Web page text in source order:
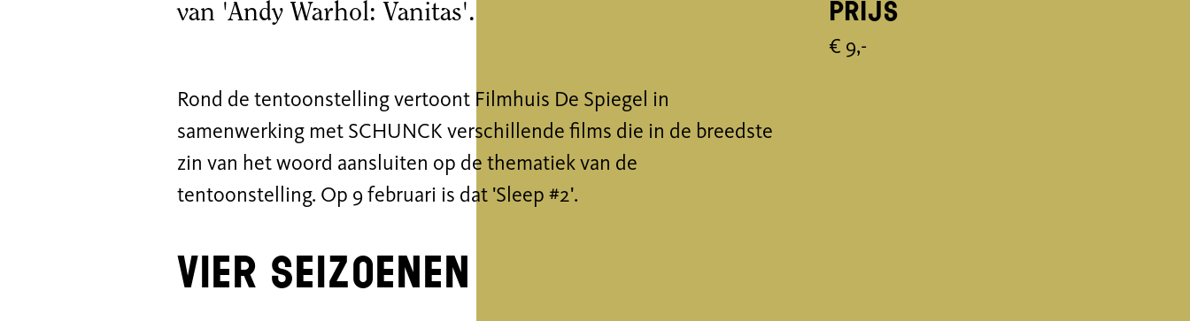
van 'Andy Warhol: Vanitas'.
Rond de tentoonstelling vertoont Filmhuis De Spiegel in
samenwerking met SCHUNCK verschillende films die in de breedste
zin van het woord aansluiten op de thematiek van de
tentoonstelling. Op 9 februari is dat 'Sleep #2'.
Vier seizoenen
Prijs
€ 9,-